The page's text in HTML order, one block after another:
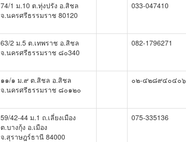
74/1 ม.10 ต.ทุ่งปรัง อ.สิชล
จ.นครศรีธรรมราช 80120
033-047410
63/2 ม.5 ต.เทพราช อ.สิชล
จ.นครศรีธรรมราช ๘๐340
082-1796271
๑๑/๑ ม.๙ ต.สิชล อ.สิชล
จ.นครศรีธรรมราช ๘๐๑๒๐
๐๒-๔๒๘๙๔๐๔๐๖
59/42-44 ม.1 ถ.เลี่ยงเมือง
ต.บางกุ้ง อ.เมือง
จ.สุราษฎร์ธานี 84000
075-335136